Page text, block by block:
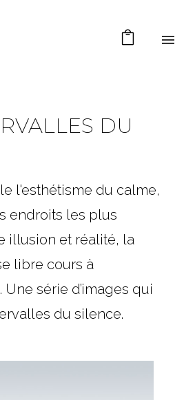
DU
l'esthétisme du calme,
endroits les plus
illusion et réalité, la
libre cours à
série d’images qui
du silence.⁠